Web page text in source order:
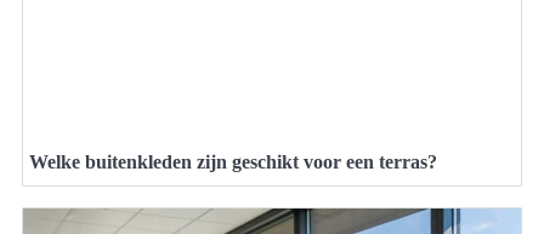
Welke buitenkleden zijn geschikt voor een terras?